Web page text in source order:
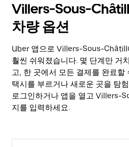
Villers-Sous-
차량 옵션
Uber 앱으로 Villers-Sous-Châtill
훨씬 쉬워졌습니다. 몇 단계만 거
고, 한 곳에서 모든 결제를 완료할
택시를 부르거나 새로운 곳을 탐
로그인하거나 앱을 열고 Villers-
지를 입력하세요.